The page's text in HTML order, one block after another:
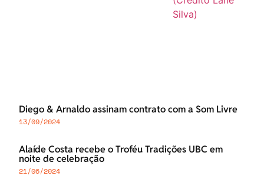
Diego & Arnaldo assinam contrato com a Som Livre
13/09/2024
Alaíde Costa recebe o Troféu Tradições UBC em
noite de celebração
21/06/2024